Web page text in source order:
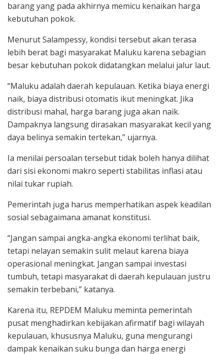
barang yang pada akhirnya memicu kenaikan harga
kebutuhan pokok.
Menurut Salampessy, kondisi tersebut akan terasa
lebih berat bagi masyarakat Maluku karena sebagian
besar kebutuhan pokok didatangkan melalui jalur laut.
“Maluku adalah daerah kepulauan. Ketika biaya energi
naik, biaya distribusi otomatis ikut meningkat. Jika
distribusi mahal, harga barang juga akan naik.
Dampaknya langsung dirasakan masyarakat kecil yang
daya belinya semakin tertekan,” ujarnya.
Ia menilai persoalan tersebut tidak boleh hanya dilihat
dari sisi ekonomi makro seperti stabilitas inflasi atau
nilai tukar rupiah.
Pemerintah juga harus memperhatikan aspek keadilan
sosial sebagaimana amanat konstitusi.
“Jangan sampai angka-angka ekonomi terlihat baik,
tetapi nelayan semakin sulit melaut karena biaya
operasional meningkat. Jangan sampai investasi
tumbuh, tetapi masyarakat di daerah kepulauan justru
semakin terbebani,” katanya.
Karena itu, REPDEM Maluku meminta pemerintah
pusat menghadirkan kebijakan afirmatif bagi wilayah
kepulauan, khususnya Maluku, guna mengurangi
dampak kenaikan suku bunga dan harga energi